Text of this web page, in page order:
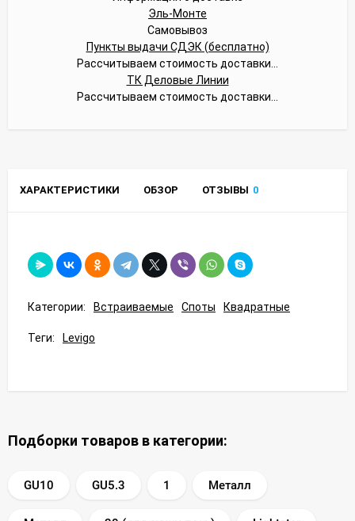
Эль-Монте
Самовывоз
Пункты выдачи СДЭК (бесплатно)
Рассчитываем стоимость доставки...
ТК Деловые Линии
Рассчитываем стоимость доставки...
ХАРАКТЕРИСТИКИ ОБЗОР ОТЗЫВЫ 0
Категории: Встраиваемые Споты Квадратные
Теги: Levigo
Подборки товаров в категории:
GU10 GU5.3 1 Металл